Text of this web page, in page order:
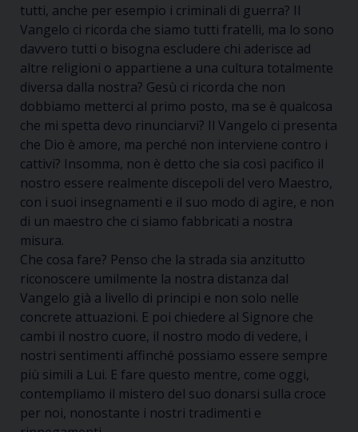
tutti, anche per esempio i criminali di guerra? Il
Vangelo ci ricorda che siamo tutti fratelli, ma lo sono
davvero tutti o bisogna escludere chi aderisce ad
altre religioni o appartiene a una cultura totalmente
diversa dalla nostra? Gesù ci ricorda che non
dobbiamo metterci al primo posto, ma se è qualcosa
che mi spetta devo rinunciarvi? Il Vangelo ci presenta
che Dio è amore, ma perché non interviene contro i
cattivi? Insomma, non è detto che sia così pacifico il
nostro essere realmente discepoli del vero Maestro,
con i suoi insegnamenti e il suo modo di agire, e non
di un maestro che ci siamo fabbricati a nostra
misura.
Che cosa fare? Penso che la strada sia anzitutto
riconoscere umilmente la nostra distanza dal
Vangelo già a livello di principi e non solo nelle
concrete attuazioni. E poi chiedere al Signore che
cambi il nostro cuore, il nostro modo di vedere, i
nostri sentimenti affinché possiamo essere sempre
più simili a Lui. E fare questo mentre, come oggi,
contempliamo il mistero del suo donarsi sulla croce
per noi, nonostante i nostri tradimenti e